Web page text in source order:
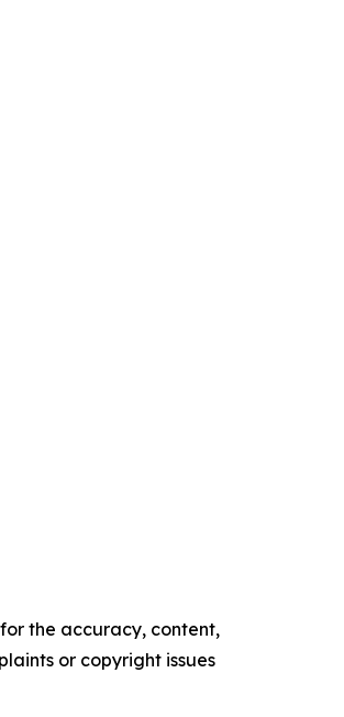
the accuracy, content,
or copyright issues